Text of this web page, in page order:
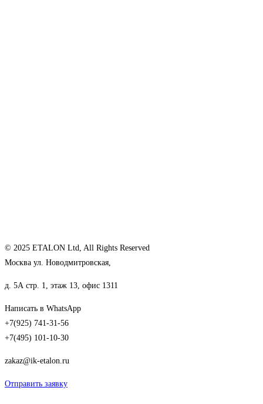
© 2025 ETALON Ltd, All Rights Reserved
Москва ул. Новодмитровская,
д. 5А стр. 1, этаж 13, офис 1311
Написать в WhatsApp
+7(925) 741-31-56
+7(495) 101-10-30
zakaz@ik-etalon.ru
Отправить заявку